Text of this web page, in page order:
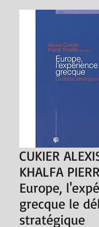
CUKIER
KHALFA
Europe,
grecque le
stratégique